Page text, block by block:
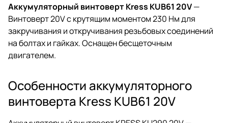
Аккумуляторный винтоверт Kress KUB61 20V—
Винтоверт 20V с крутящим моментом 230 Нм для
закручивания и откручивания резьбовых соединений
на болтах и гайках. Оснащен бесщеточным
двигателем.
Особенности аккумуляторного
винтоверта Kress KUB61 20V